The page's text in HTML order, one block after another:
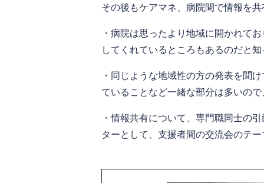
その後もケアマネ、病院間で情報を
・病院は思ったより地域に開かれて
してくれているところもあるのだと
・同じような地域性の方の発表を聞
ていることなど一緒な部分は多いの
・情報共有について、専門職同士の
ターとして、支援者間の交流会のテ